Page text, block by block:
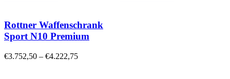
Rottner Waffenschrank
Sport N10 Premium
€3.752,50 – €4.222,75